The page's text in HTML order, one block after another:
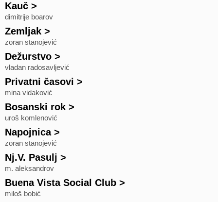
Kauč >
dimitrije boarov
Zemljak >
zoran stanojević
Dežurstvo >
vladan radosavljević
Privatni časovi >
mina vidaković
Bosanski rok >
uroš komlenović
Napojnica>
zoran stanojević
Nj.V. Pasulj >
m. aleksandrov
Buena Vista Social Club >
miloš bobić